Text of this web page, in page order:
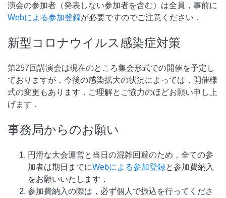
演会の参加者（発表しない参加者を含む）は全員，事前に
Webによる参加登録が必要ですのでご注意ください．
新型コロナウイルス感染症対策
第257回講演会は現在のところ集会形式での開催を予定し
ておりますが，今後の感染拡大の状況によっては，開催様
式の変更もあります．ご理解とご協力のほどお願い申し上
げます．
事務局からのお願い
円滑な大会運営と当日の混雑回避のため，全ての参
加者は期日までにWebによる参加登録と参加費納入
をお願いいたします．
参加費納入の際は，必ず個人で振込を行ってくださ